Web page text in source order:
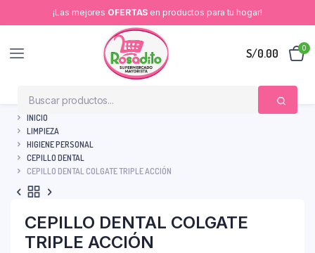
¡Las mejores OFERTAS en productos para tu hogar!
S/0.00 0
INICIO
LIMPIEZA
HIGIENE PERSONAL
CEPILLO DENTAL
CEPILLO DENTAL COLGATE TRIPLE ACCIÓN
CEPILLO DENTAL COLGATE
TRIPLE ACCIÓN